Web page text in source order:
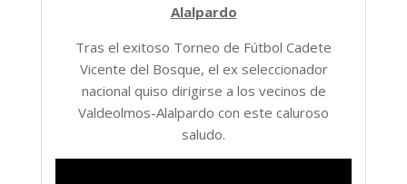
Alalpardo
Tras el exitoso Torneo de Fútbol Cadete
Vicente del Bosque, el ex seleccionador
nacional quiso dirigirse a los vecinos de
Valdeolmos-Alalpardo con este caluroso
saludo.